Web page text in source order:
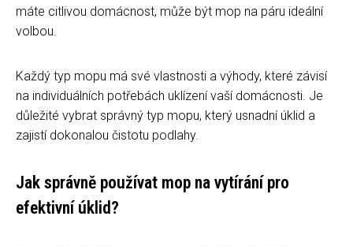
máte citlivou domácnost, může být mop na páru ideální
volbou.
Každý typ mopu má své vlastnosti a výhody, které závisí
na individuálních potřebách uklízení vaší domácnosti. Je
důležité vybrat správný typ mopu, který usnadní úklid a
zajistí dokonalou čistotu podlahy.
Jak správně používat mop na vytírání pro
efektivní úklid?